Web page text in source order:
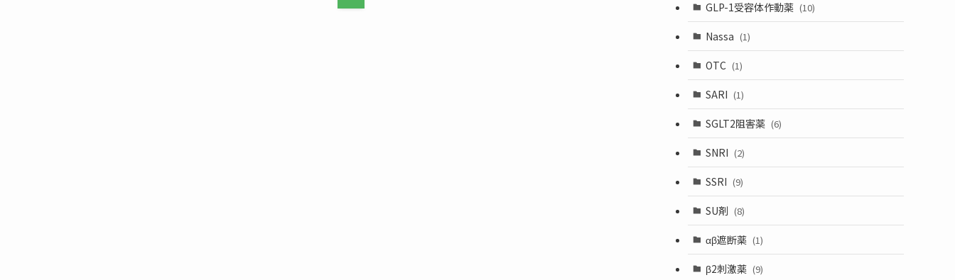
GLP-1受容体作動薬 (10)
Nassa (1)
OTC (1)
SARI (1)
SGLT2阻害薬 (6)
SNRI (2)
SSRI (9)
SU剤 (8)
αβ遮断薬 (1)
β2刺激薬 (9)